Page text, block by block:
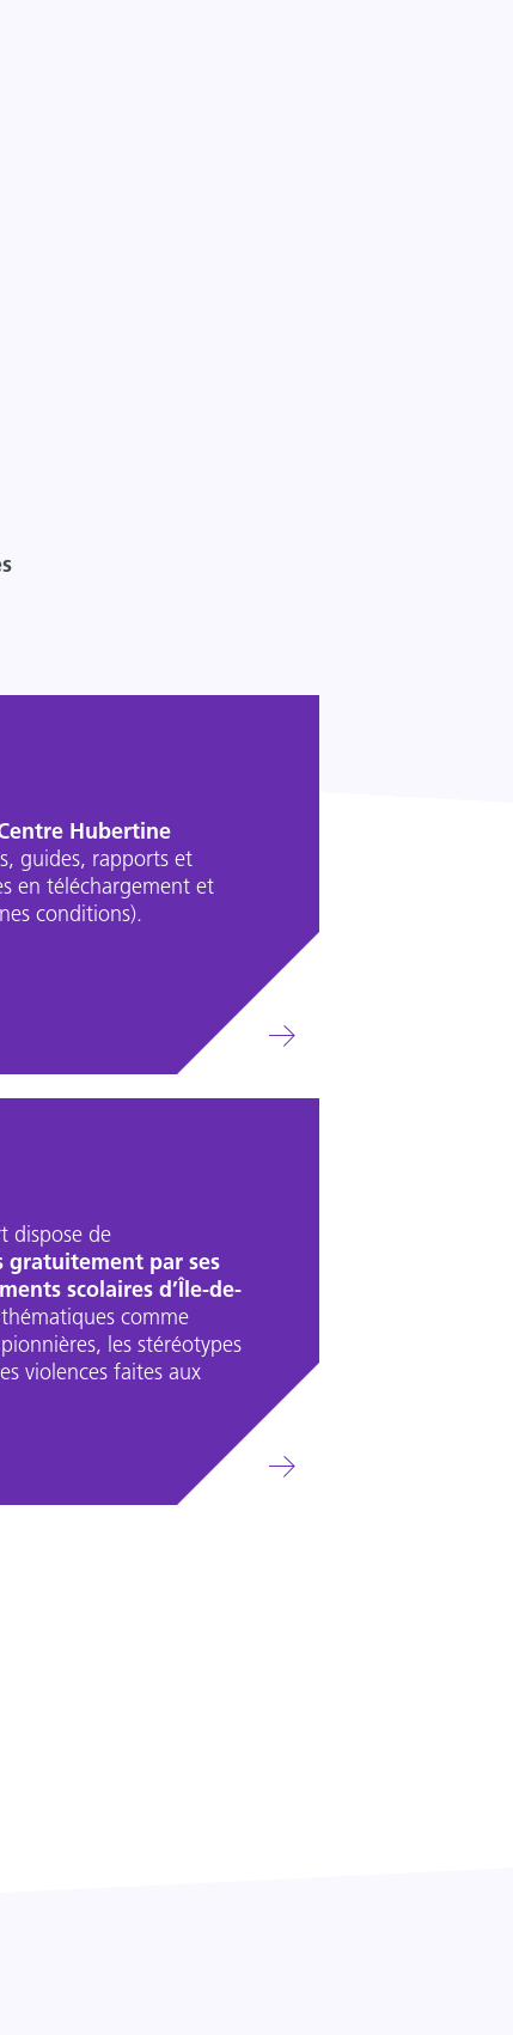
Hubertine
guides, rapports et
en téléchargement et
conditions).
dispose de
gratuitement par ses
scolaires d’Île-de-
comme
les stéréotypes
violences faites aux